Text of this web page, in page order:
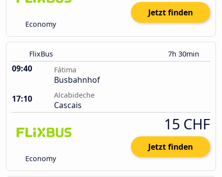
Economy
Jetzt finden
FlixBus 7h 30min
09:40 Fátima
Busbahnhof
17:10
Alcabideche
Cascais
Economy
15 CHF
Jetzt finden